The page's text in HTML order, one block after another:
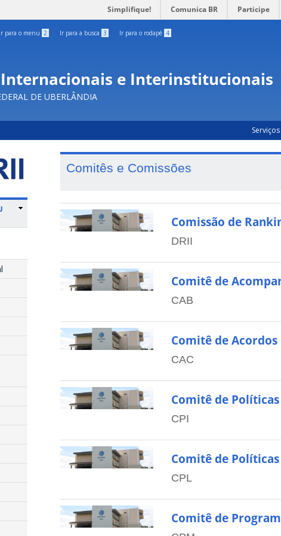
Simplifique! Comunica BR Participe
Ir para o menu 2 Ir para a busca 3 Ir para o rodapé 4
Internacionais e Interinstitucionais
DE UBERLÂNDIA
Serviços
Comitês e Comissões
Comissão de
DRII
Comitê de
CAB
Comitê de Acordos
CAC
Comitê de
CPI
Comitê de
CPL
Comitê de